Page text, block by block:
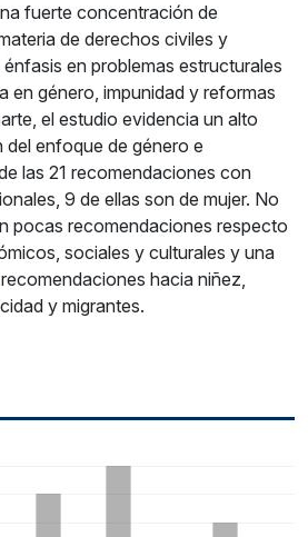
fuerte concentración de
de derechos civiles y
en problemas estructurales
en género, impunidad y reformas
el estudio evidencia un alto
enfoque de género e
las 21 recomendaciones con
9 de ellas son de mujer. No
pocas recomendaciones respecto
sociales y culturales y una
hacia niñez,
y migrantes.